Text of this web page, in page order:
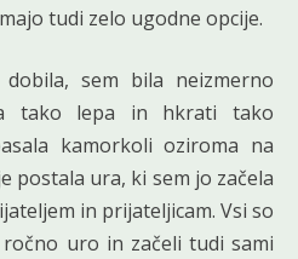
tudi zelo ugodne opcije.
sem bila neizmerno
tako lepa in hkrati tako
kamorkoli oziroma na
postala ura, ki sem jo začela
in prijateljicam. Vsi so
uro in začeli tudi sami